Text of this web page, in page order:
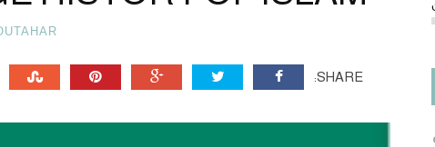
SHARE: